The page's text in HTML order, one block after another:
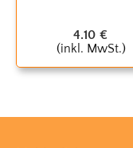
4.10 €
(inkl. MwSt.)